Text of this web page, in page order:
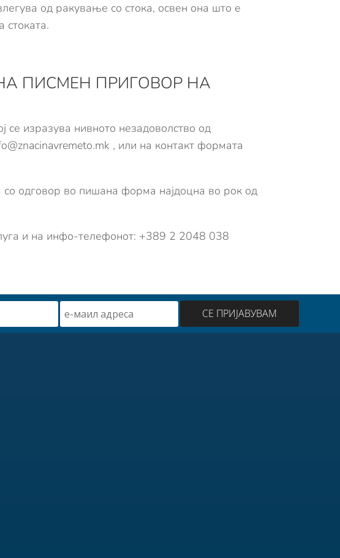
од ракување со стока, освен она што е
стоката.
ПИСМЕН ПРИГОВОР НА
изразува нивното незадоволство од
, или на контакт формата
одговор во пишана форма најдоцна во рок од
и на инфо-телефонот: +389 2 2048 038
СЕ ПРИЈАВУВАМ